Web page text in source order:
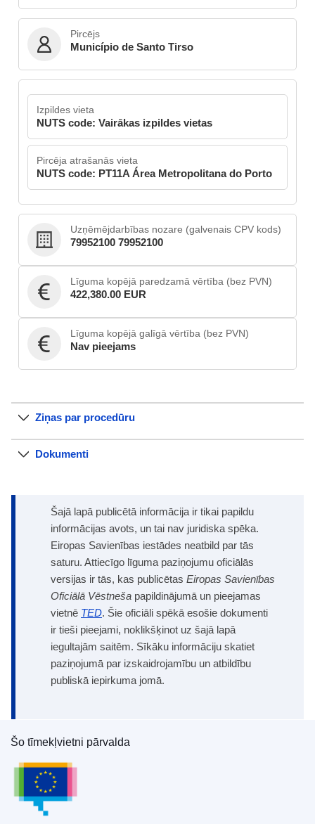
Pircējs
Município de Santo Tirso
Izpildes vieta
NUTS code: Vairākas izpildes vietas
Pircēja atrašanās vieta
NUTS code: PT11A Área Metropolitana do Porto
Uzņēmējdarbības nozare (galvenais CPV kods)
79952100 79952100
Līguma kopējā paredzamā vērtība (bez PVN)
422,380.00 EUR
Līguma kopējā galīgā vērtība (bez PVN)
Nav pieejams
Ziņas par procedūru
Dokumenti
Šajā lapā publicētā informācija ir tikai papildu
informācijas avots, un tai nav juridiska spēka.
Eiropas Savienības iestādes neatbild par tās
saturu. Attiecīgo līguma paziņojumu oficiālās
versijas ir tās, kas publicētas Eiropas Savienības
Oficiālā Vēstneša papildinājumā un pieejamas
vietnē TED. Šie oficiāli spēkā esošie dokumenti
ir tieši pieejami, noklikšķinot uz šajā lapā
iegultajām saitēm. Sīkāku informāciju skatiet
paziņojumā par izskaidrojamību un atbildību
publiskā iepirkuma jomā.
Eiropas Savienības Publikāciju birojs
Šo tīmekļvietni pārvalda